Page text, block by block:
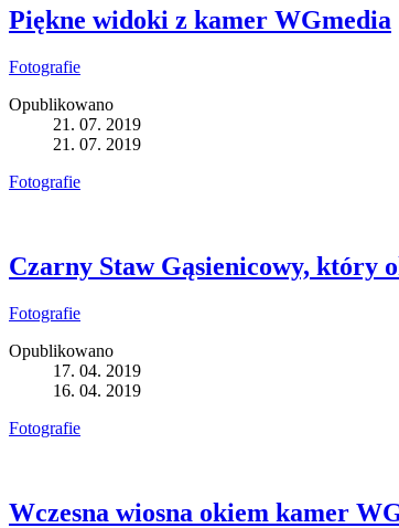
Piękne widoki z kamer WGmedia
Fotografie
Opublikowano
21. 07. 2019
21. 07. 2019
Fotografie
Czarny Staw Gąsienicowy, który
Fotografie
Opublikowano
17. 04. 2019
16. 04. 2019
Fotografie
Wczesna wiosna okiem kamer